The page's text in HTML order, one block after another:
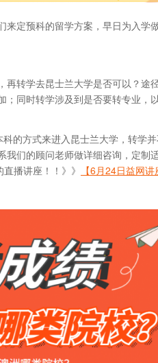
定预科的留学方案，早日为入学做
转学去昆士兰大学是否可以？途
同时转学涉及到是否要转专业，
的方式来进入昆士兰大学，转学
们的顾问老师做详细咨询，定制
播讲座！！》》
【6月24日益网